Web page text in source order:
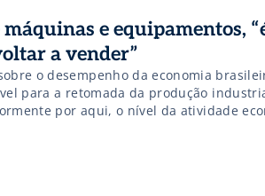
e equipamentos,
a vender”
o desempenho da economia
para a retomada da produção
por aqui, o nível da atividade
ano subiu 1,64% em relação ao mesmo
que o PIB (Produto Interno Bruto) […]